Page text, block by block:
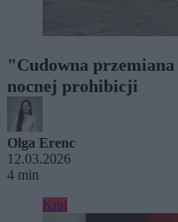
"Cudowna
nocnej prohibicji
Olga Erenc
12.03.2026
4 min
Kraj